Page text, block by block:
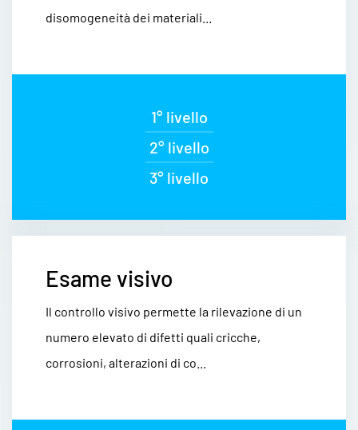
disomogeneità dei materiali...
1° livello
2° livello
3° livello
Esame visivo
Il controllo visivo permette la rilevazione di un
numero elevato di difetti quali cricche,
corrosioni, alterazioni di co...